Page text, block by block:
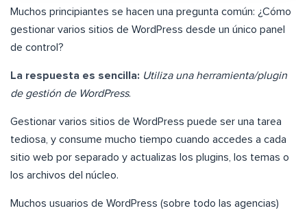
Muchos principiantes se hacen una pregunta común: ¿Cómo
gestionar varios sitios de WordPress desde un único panel
de control?
La respuesta es sencilla: Utiliza una herramienta/plugin
de gestión de WordPress.
Gestionar varios sitios de WordPress puede ser una tarea
tediosa, y consume mucho tiempo cuando accedes a cada
sitio web por separado y actualizas los plugins, los temas o
los archivos del núcleo.
Muchos usuarios de WordPress (sobre todo las agencias)